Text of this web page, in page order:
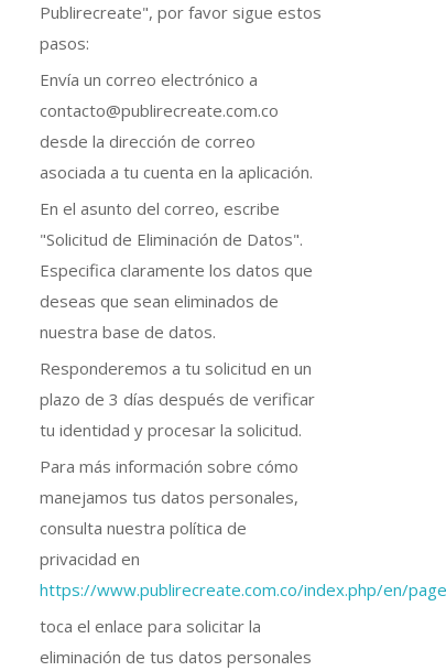
Publirecreate", por favor sigue estos
pasos:
Envía un correo electrónico a
contacto@publirecreate.com.co
desde la dirección de correo
asociada a tu cuenta en la aplicación.
En el asunto del correo, escribe
"Solicitud de Eliminación de Datos".
Especifica claramente los datos que
deseas que sean eliminados de
nuestra base de datos.
Responderemos a tu solicitud en un
plazo de 3 días después de verificar
tu identidad y procesar la solicitud.
Para más información sobre cómo
manejamos tus datos personales,
consulta nuestra política de
privacidad en
https://www.publirecreate.com.co/index.php/en/
toca el enlace para solicitar la
eliminación de tus datos personales